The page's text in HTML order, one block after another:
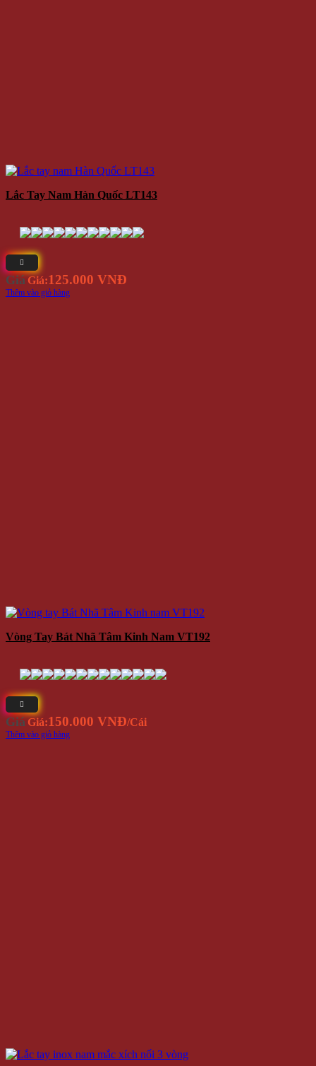
Lắc Tay Nam Hàn Quốc LT143
Giá Giá:125.000 VNĐ
Thêm vào giỏ hàng
Vòng Tay Bát Nhã Tâm Kinh Nam VT192
Giá Giá:150.000 VNĐ/Cái
Thêm vào giỏ hàng